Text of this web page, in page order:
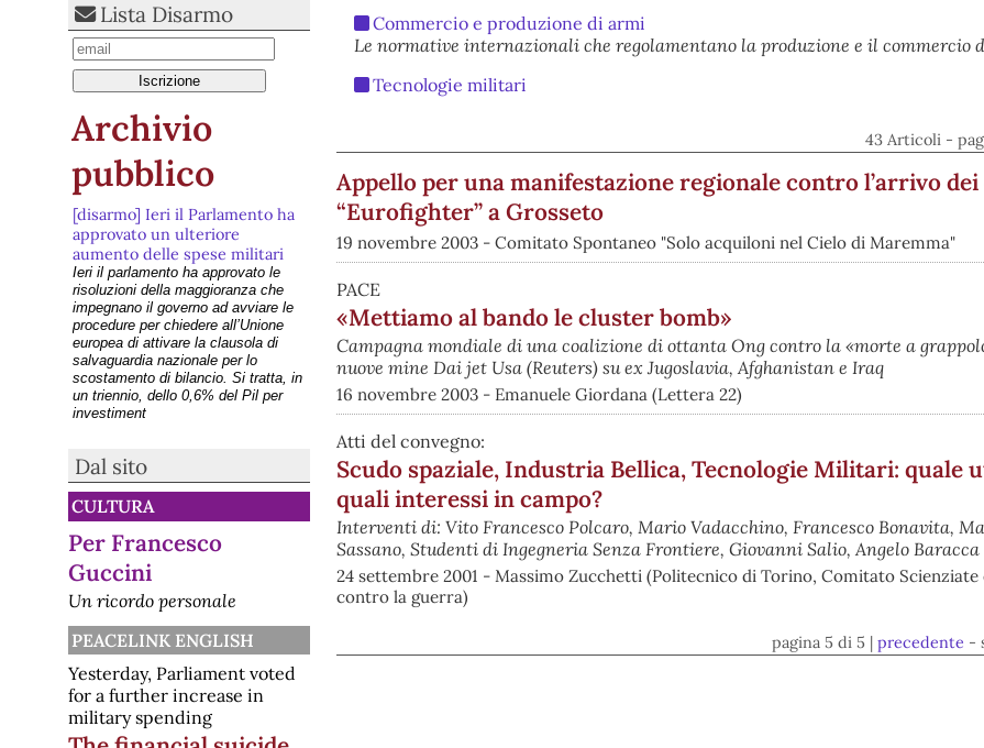
Lista Disarmo
Archivio
pubblico
[disarmo] Ieri il Parlamento ha
approvato un ulteriore
aumento delle spese militari
Ieri il parlamento ha approvato le
risoluzioni della maggioranza che
impegnano il governo ad avviare le
procedure per chiedere all’Unione
europea di attivare la clausola di
salvaguardia nazionale per lo
scostamento di bilancio. Si tratta, in
un triennio, dello 0,6% del Pil per
investiment
per ricordare Hiroshima
GIOVEDI 06.08.2026 A VERONA:
LANTERNE DI PACE SULL'ADIGE
Lanterne di Pace sull’Adige è una
manifestazione antimilitarista e di
commemorazione che si tiene ogni
anno a Verona nei primi giorni di
agosto, nella vasca dell’Arsenale
(nei pressi del ponte di
Castelvecchio) e lungo l
[disarmo] Pacifisti olandesi
hanno bloccato la base aerea
nucleare di Volkel che ospita
gli F-35
Un'azione diretta nonviolenta si è
Dal sito
CULTURA
Per Francesco
Guccini
Un ricordo personale
PEACELINK ENGLISH
Yesterday, Parliament voted
for a further increase in
military spending
Commercio e produzione di armi
Le normative internazionali che regolamentano la produzione e il commercio
Tecnologie militari
43 Articoli -
Appello per una manifestazione regionale contro l’arrivo dei
“Eurofighter” a Grosseto
19 novembre 2003 - Comitato Spontaneo "Solo acquiloni nel Cielo di Maremma"
PACE
«Mettiamo al bando le cluster bomb»
Campagna mondiale di una coalizione di ottanta Ong contro la «morte a
nuove mine Dai jet Usa (Reuters) su ex Jugoslavia, Afghanistan e Iraq
16 novembre 2003 - Emanuele Giordana (Lettera 22)
Atti del convegno:
Scudo spaziale, Industria Bellica, Tecnologie Militari: quale
quali interessi in campo?
Interventi di: Vito Francesco Polcaro, Mario Vadacchino, Francesco Bonavita,
Sassano, Studenti di Ingegneria Senza Frontiere, Giovanni Salio, Angelo Baracca
24 settembre 2001 - Massimo Zucchetti (Politecnico di Torino, Comitato Scienziate
contro la guerra)
pagina 5 di 5 | precedente -